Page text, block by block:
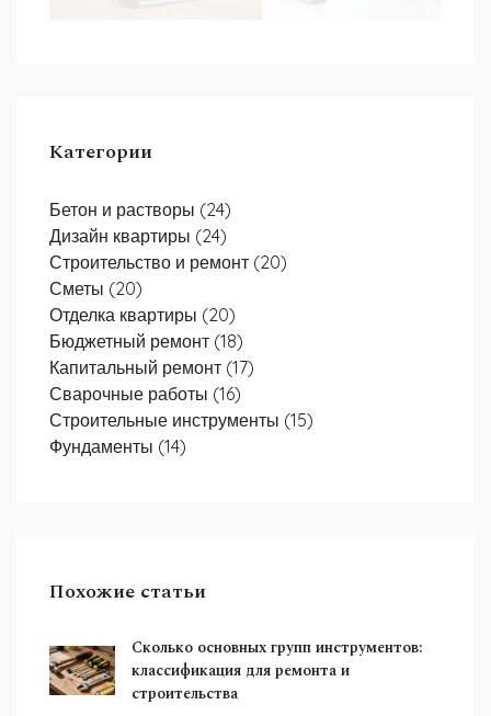
Категории
Бетон и растворы (24)
Дизайн квартиры (24)
Строительство и ремонт (20)
Сметы (20)
Отделка квартиры (20)
Бюджетный ремонт (18)
Капитальный ремонт (17)
Сварочные работы (16)
Строительные инструменты (15)
Фундаменты (14)
Похожие статьи
Сколько основных групп инструментов:
классификация для ремонта и
строительства